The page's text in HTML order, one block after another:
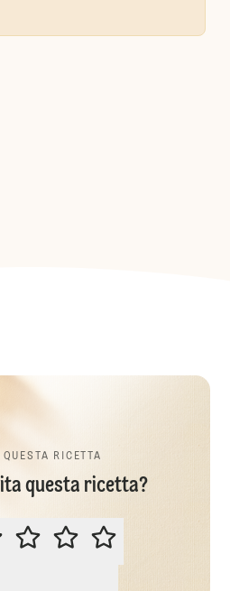
RICETTA
questa ricetta?
VALUTA QUESTA RICETTA